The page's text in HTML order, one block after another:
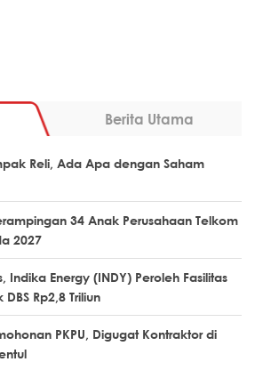
Berita Utama
Reli, Ada Apa dengan Saham
34 Anak Perusahaan Telkom
2027
Indika Energy (INDY) Peroleh Fasilitas
Rp2,8 Triliun
PKPU, Digugat Kontraktor di